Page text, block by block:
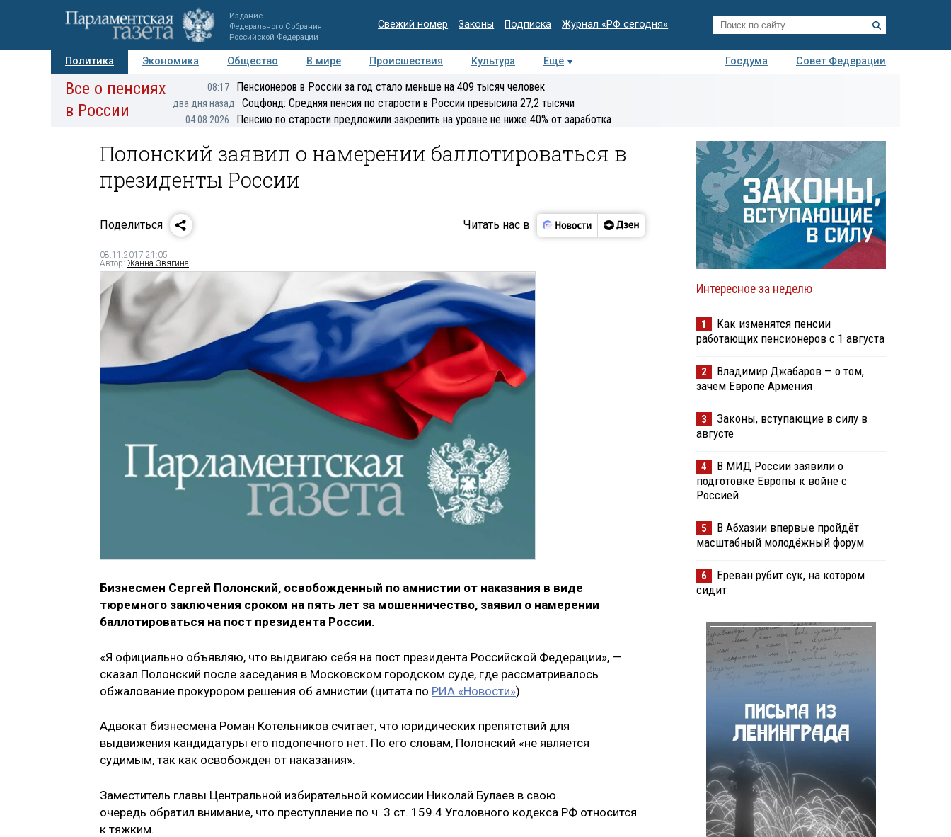
Издание
Федерального Собрания
Российской Федерации
Свежий номер Законы Подписка Журнал «РФ сегодня»
Политика Экономика Общество В мире Происшествия Культура Ещё Госдума
Совет Федерации
Авторы Персоны Мнения Регионы Медиацентр Интервью Колумнисты
Все о пенсиях
в России
08:17 Пенсионеров в России за год стало меньше на 409 тысяч человек
два дня назад Соцфонд: Средняя пенсия по старости в России превысила 27,2 тысячи
04.08.2026 Пенсию по старости предложили закрепить на уровне не ниже 40% от заработка
Полонский заявил о намерении баллотироваться в
президенты России
Поделиться Читать нас в
08.11.2017 21:05
Автор: Жанна Звягина
Бизнесмен Сергей Полонский, освобожденный по амнистии от наказания в виде
тюремного заключения сроком на пять лет за мошенничество, заявил о намерении
баллотироваться на пост президента России.
«Я официально объявляю, что выдвигаю себя на пост президента Российской Федерации», —
сказал Полонский после заседания в Московском городском суде, где рассматривалось
обжалование прокурором решения об амнистии (цитата по РИА «Новости»).
Адвокат бизнесмена Роман Котельников считает, что юридических препятствий для
выдвижения кандидатуры его подопечного нет. По его словам, Полонский «не является
судимым, так как освобожден от наказания».
Заместитель главы Центральной избирательной комиссии Николай Булаев в свою
очередь обратил внимание, что преступление по ч. 3 ст. 159.4 Уголовного кодекса РФ относится
к тяжким.
Интересное за неделю
1
Как изменятся пенсии
работающих пенсионеров с 1 августа
2
Владимир Джабаров — о том,
зачем Европе Армения
3
Законы, вступающие в силу в
августе
4
В МИД России заявили о
подготовке Европы к войне с
Россией
5
В Абхазии впервые пройдёт
масштабный молодёжный форум
6
Ереван рубит сук, на котором
сидит